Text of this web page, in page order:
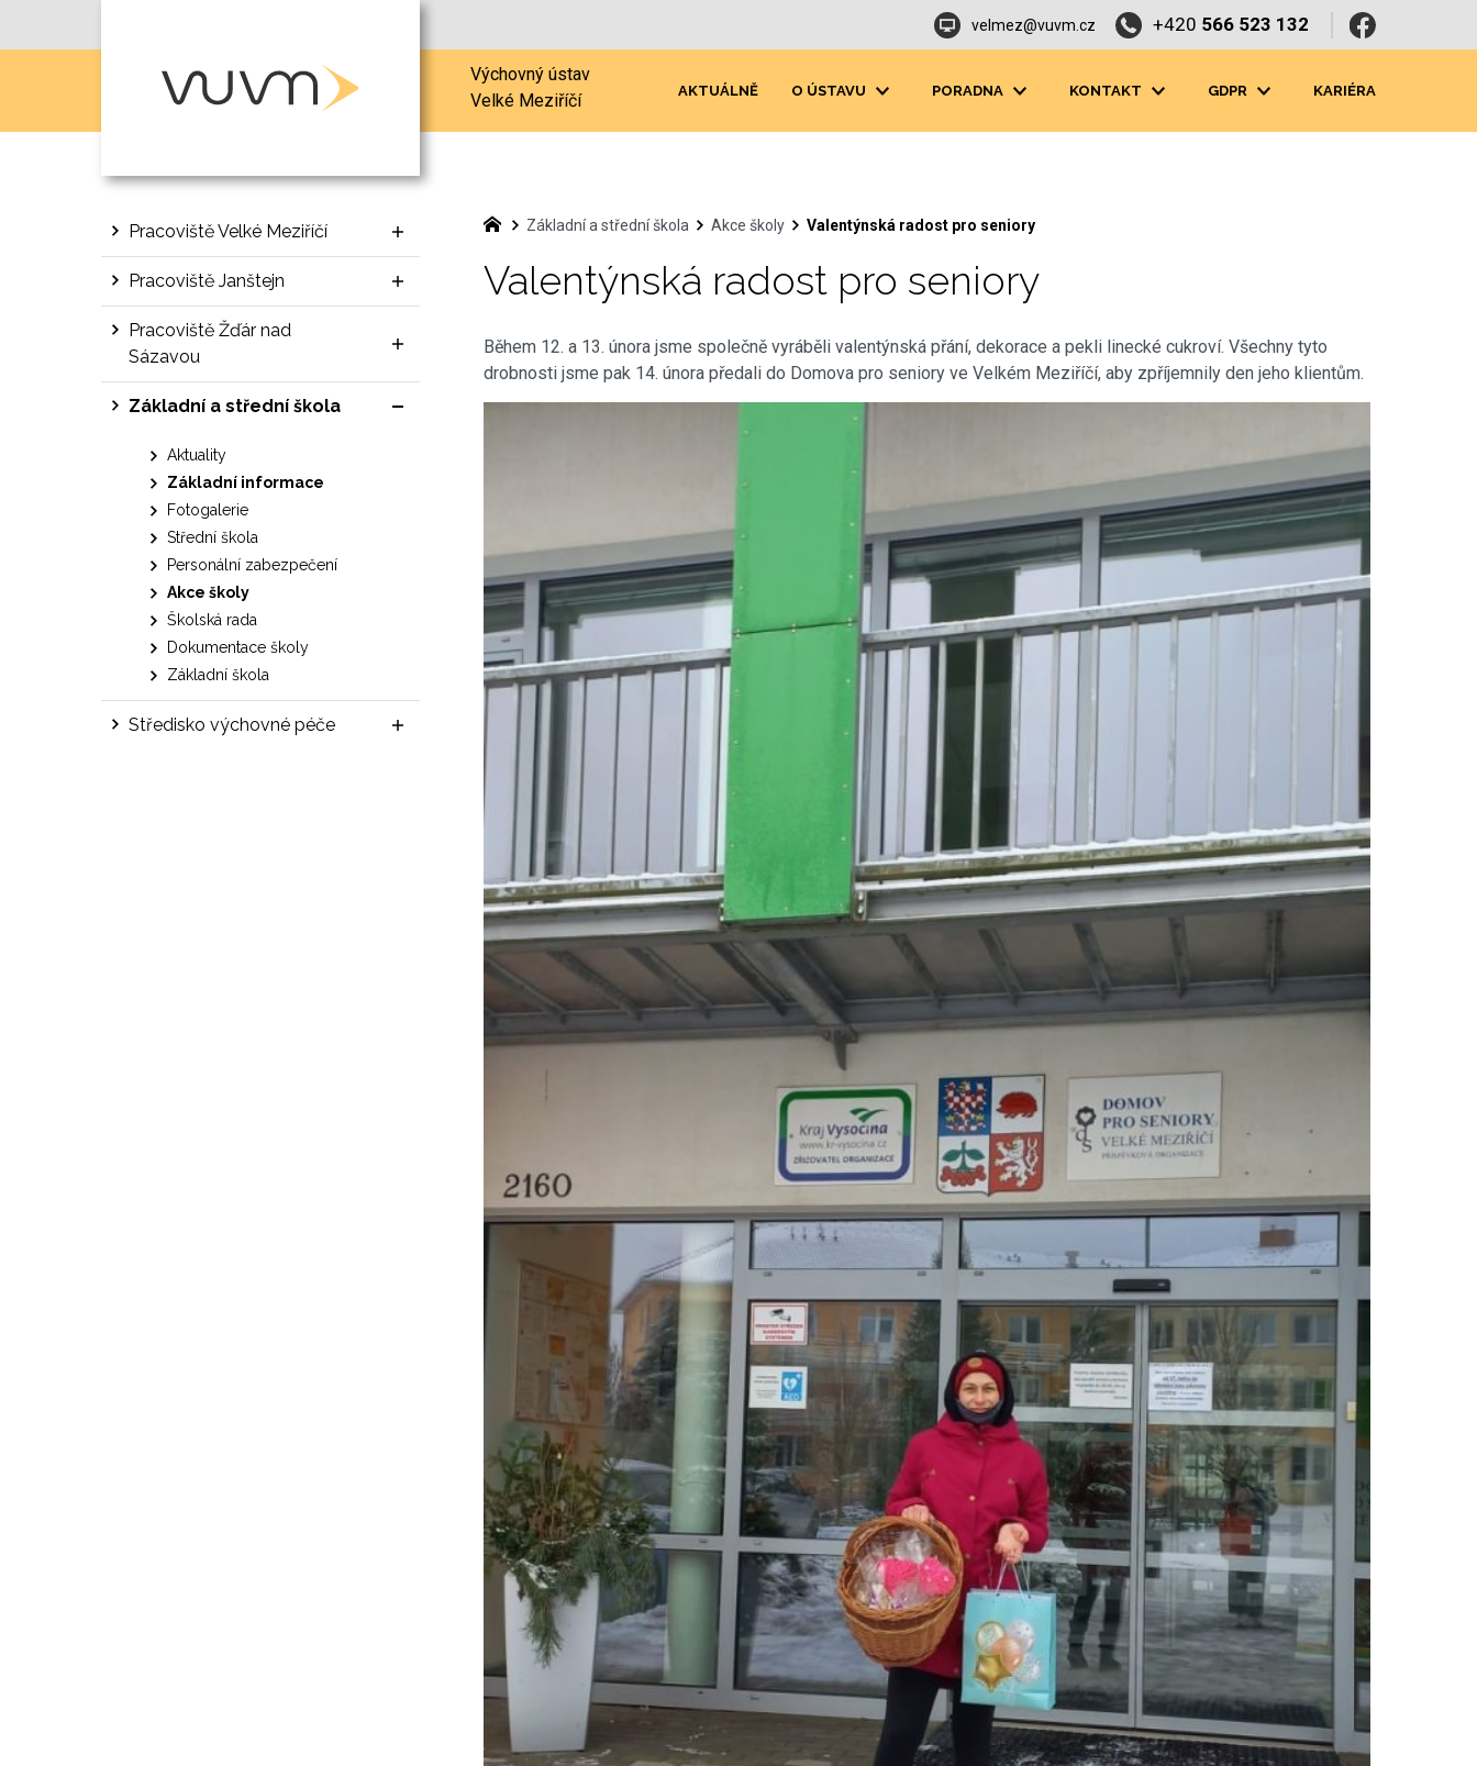
Výchovný ústav
Velké Meziříčí
velmez@vuvm.cz +420 566 523 132
AKTUÁLNĚ O ÚSTAVU PORADNA KONTAKT GDPR KARIÉRA
Pracoviště Velké Meziříčí
Pracoviště Janštejn
Pracoviště Žďár nad
Sázavou
Základní a střední škola
Aktuality
Základní informace
Fotogalerie
Střední škola
Personální zabezpečení
Akce školy
Školská rada
Dokumentace školy
Základní škola
Středisko výchovné péče
Základní a střední škola Akce školy Valentýnská radost pro seniory
Valentýnská radost pro seniory
Během 12. a 13. února jsme společně vyráběli valentýnská přání, dekorace a pekli linecké cukroví. Všechny tyto
drobnosti jsme pak 14. února předali do Domova pro seniory ve Velkém Meziříčí, aby zpříjemnily den jeho klientům.